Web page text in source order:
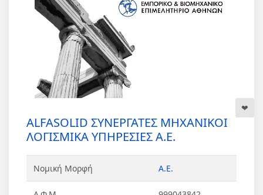
ALFASOLID ΣΥΝΕΡΓΑΤΕΣ ΜΗΧΑΝΙΚΟΙ
ΛΟΓΙΣΜΙΚΑ ΥΠΗΡΕΣΙΕΣ Α.Ε.
Νομική Μορφή Α.Ε.